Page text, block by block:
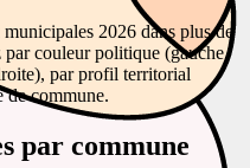
2026 dans plus de
couleur politique (gauche,
par profil territorial
de commune.
par commune